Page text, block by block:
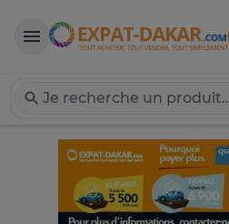
Expat-Dakar